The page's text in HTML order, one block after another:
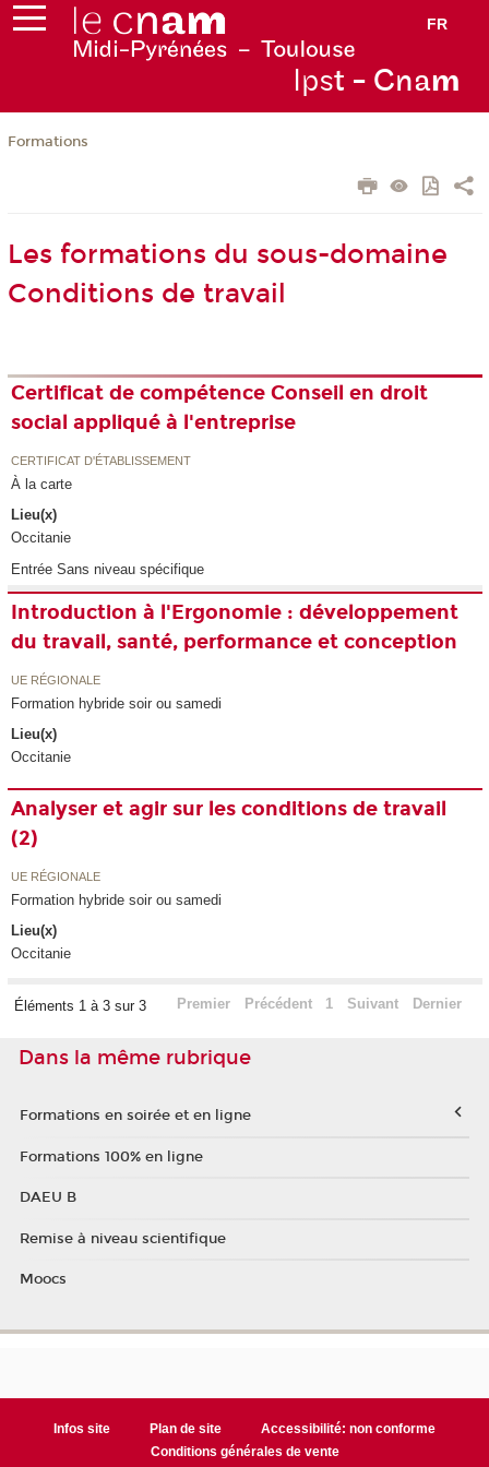
FR
Ipst - Cnam
Formations
Les formations du sous-domaine
Conditions de travail
Certificat de compétence Conseil en droit
social appliqué à l'entreprise
CERTIFICAT D'ÉTABLISSEMENT
À la carte
Lieu(x)
Occitanie
Entrée Sans niveau spécifique
Introduction à l'Ergonomie : développement
du travail, santé, performance et conception
UE RÉGIONALE
Formation hybride soir ou samedi
Lieu(x)
Occitanie
Analyser et agir sur les conditions de travail
(2)
UE RÉGIONALE
Formation hybride soir ou samedi
Lieu(x)
Occitanie
Éléments 1 à 3 sur 3 Premier Précédent 1 Suivant Dernier
Dans la même rubrique
Formations en soirée et en ligne
Formations 100% en ligne
DAEU B
Remise à niveau scientifique
Moocs
Infos site Plan de site
Accessibilité: non conforme
Conditions générales de vente